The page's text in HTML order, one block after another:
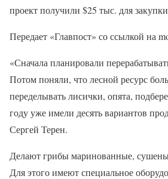
проект получили $25 тыс. для
Передает «Главпост» со ссылкой на
«Сначала планировали
Потом поняли, что лесной ресурс
переделывать лисички, опята,
году уже имели десять вариантов
Сергей Терен.
Делают грибы маринованные,
Для этого имеют специальное